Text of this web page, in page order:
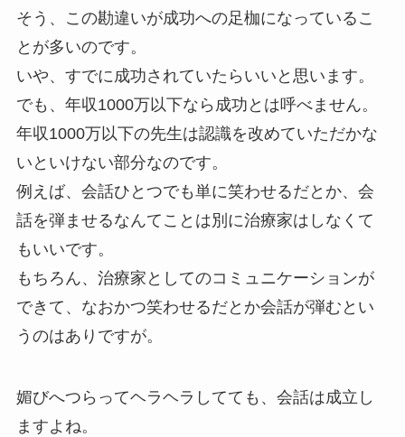
そう、この勘違いが成功への足枷になっているこ
とが多いのです。
いや、すでに成功されていたらいいと思います。
でも、年収1000万以下なら成功とは呼べません。
年収1000万以下の先生は認識を改めていただかな
いといけない部分なのです。
例えば、会話ひとつでも単に笑わせるだとか、会
話を弾ませるなんてことは別に治療家はしなくて
もいいです。
もちろん、治療家としてのコミュニケーションが
できて、なおかつ笑わせるだとか会話が弾むとい
うのはありですが。
媚びへつらってヘラヘラしてても、会話は成立し
ますよね。